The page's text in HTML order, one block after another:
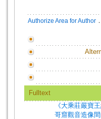
Authorize Area for Author ．
Fulltext
《大乘莊嚴寶
哥窟觀音造像